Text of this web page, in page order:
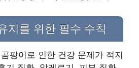
지를 위한 필수 수칙
팡이로 인한 건강 문제가 적지